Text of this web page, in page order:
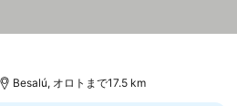
Besalú, オロトまで17.5 km